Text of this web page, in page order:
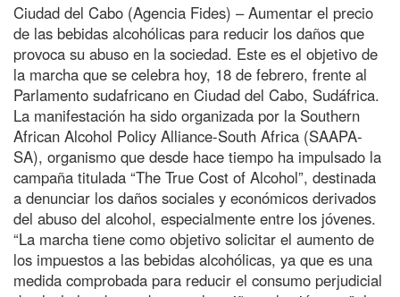
Ciudad del Cabo (Agencia Fides) – Aumentar el precio
de las bebidas alcohólicas para reducir los daños que
provoca su abuso en la sociedad. Este es el objetivo de
la marcha que se celebra hoy, 18 de febrero, frente al
Parlamento sudafricano en Ciudad del Cabo, Sudáfrica.
La manifestación ha sido organizada por la Southern
African Alcohol Policy Alliance-South Africa (SAAPA-
SA), organismo que desde hace tiempo ha impulsado la
campaña titulada “The True Cost of Alcohol”, destinada
a denunciar los daños sociales y económicos derivados
del abuso del alcohol, especialmente entre los jóvenes.
“La marcha tiene como objetivo solicitar el aumento de
los impuestos a las bebidas alcohólicas, ya que es una
medida comprobada para reducir el consumo perjudicial